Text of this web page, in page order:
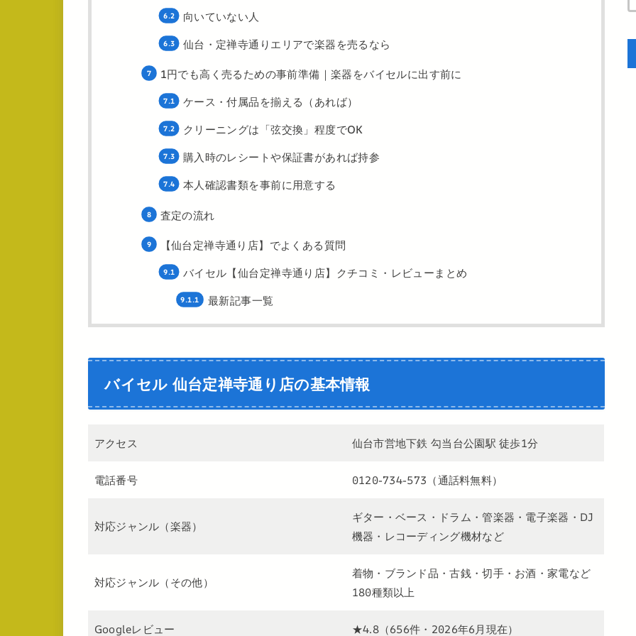
向いていない人
仙台・定禅寺通りエリアで楽器を売るなら
1円でも高く売るための事前準備｜楽器をバイセルに出す前に
ケース・付属品を揃える（あれば）
クリーニングは「弦交換」程度でOK
購入時のレシートや保証書があれば持参
本人確認書類を事前に用意する
査定の流れ
【仙台定禅寺通り店】でよくある質問
バイセル【仙台定禅寺通り店】クチコミ・レビューまとめ
最新記事一覧
バイセル 仙台定禅寺通り店の基本情報
アクセス 仙台市営地下鉄 勾当台公園駅 徒歩1分
電話番号 0120-734-573（通話料無料）
対応ジャンル（楽器）
ギター・ベース・ドラム・管楽器・電子楽器・DJ
機器・レコーディング機材など
対応ジャンル（その他）
着物・ブランド品・古銭・切手・お酒・家電など
180種類以上
Googleレビュー ★4.8（656件・2026年6月現在）